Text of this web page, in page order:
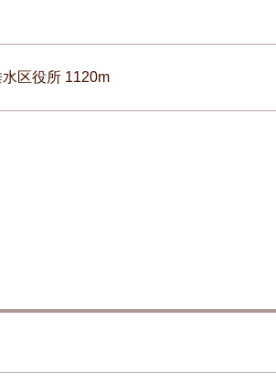
水区役所 1120m